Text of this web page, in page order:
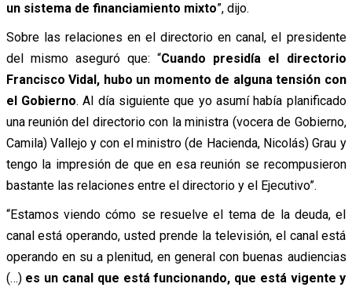
un sistema de financiamiento mixto”, dijo.
Sobre las relaciones en el directorio en canal, el presidente
del mismo aseguró que: “Cuando presidía el directorio
Francisco Vidal, hubo un momento de alguna tensión con
el Gobierno. Al día siguiente que yo asumí había planificado
una reunión del directorio con la ministra (vocera de Gobierno,
Camila) Vallejo y con el ministro (de Hacienda, Nicolás) Grau y
tengo la impresión de que en esa reunión se recompusieron
bastante las relaciones entre el directorio y el Ejecutivo”.
“Estamos viendo cómo se resuelve el tema de la deuda, el
canal está operando, usted prende la televisión, el canal está
operando en su a plenitud, en general con buenas audiencias
(…)es un canal que está funcionando, que está vigente y